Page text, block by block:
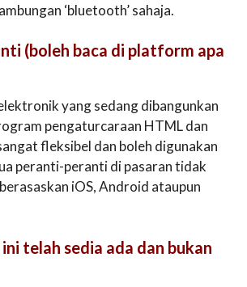
‘bluetooth’ sahaja.
(boleh baca di platform apa
yang sedang dibangunkan
pengaturcaraan HTML dan
fleksibel dan boleh digunakan
peranti-peranti di pasaran tidak
iOS, Android ataupun
telah sedia ada dan bukan